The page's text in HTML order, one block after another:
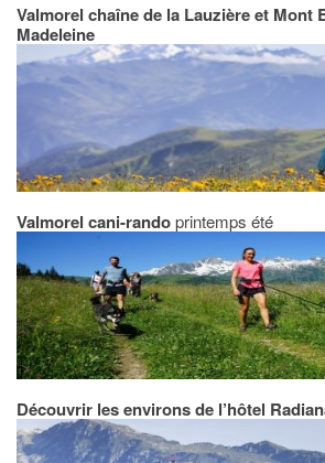
Valmorel chaîne de la Lauzière et Mont
Madeleine
Valmorel cani-randoprintemps été
Découvrir les environs de l’hôtel